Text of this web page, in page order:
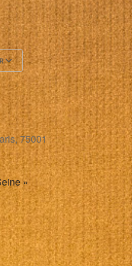
Calendrier Google
75001
»